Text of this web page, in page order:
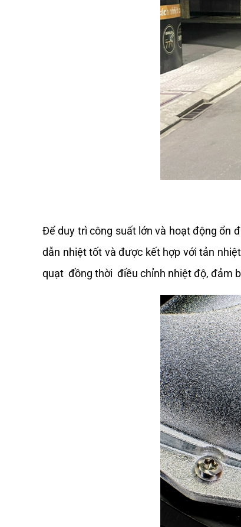
Để duy trì công suất lớn và hoạt động ổn
dẫn nhiệt tốt và được kết hợp với tản nhiệt
quạt  đồng thời  điều chỉnh nhiệt độ, đảm